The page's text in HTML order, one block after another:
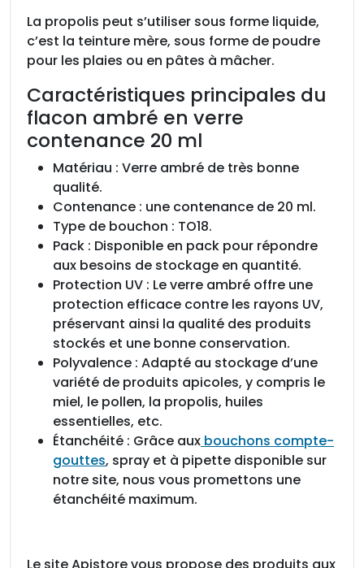
La propolis peut s’utiliser sous forme liquide,
c’est la teinture mère, sous forme de poudre
pour les plaies ou en pâtes à mâcher.
Caractéristiques principales du
flacon ambré en verre
contenance 20 ml
Matériau : Verre ambré de très bonne
qualité.
Contenance : une contenance de 20 ml.
Type de bouchon : TO18.
Pack : Disponible en pack pour répondre
aux besoins de stockage en quantité.
Protection UV : Le verre ambré offre une
protection efficace contre les rayons UV,
préservant ainsi la qualité des produits
stockés et une bonne conservation.
Polyvalence : Adapté au stockage d’une
variété de produits apicoles, y compris le
miel, le pollen, la propolis, huiles
essentielles, etc.
Étanchéité : Grâce aux bouchons compte-
gouttes, spray et à pipette disponible sur
notre site, nous vous promettons une
étanchéité maximum.